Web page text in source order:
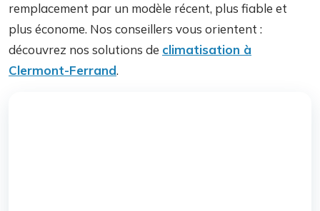
remplacement par un modèle récent, plus fiable et
plus économe. Nos conseillers vous orientent :
découvrez nos solutions de climatisation à
Clermont-Ferrand.